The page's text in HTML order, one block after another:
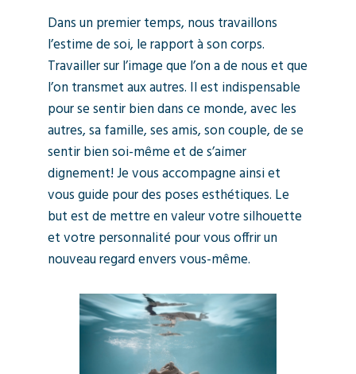
Dans un premier temps, nous travaillons
l’estime de soi, le rapport à son corps.
Travailler sur l’image que l’on a de nous et que
l’on transmet aux autres. Il est indispensable
pour se sentir bien dans ce monde, avec les
autres, sa famille, ses amis, son couple, de se
sentir bien soi-même et de s’aimer
dignement! Je vous accompagne ainsi et
vous guide pour des poses esthétiques. Le
but est de mettre en valeur votre silhouette
et votre personnalité pour vous offrir un
nouveau regard envers vous-même.